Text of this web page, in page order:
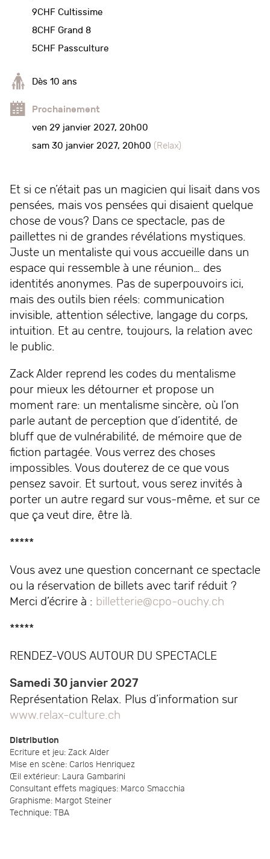
9CHF Cultissime
8CHF Grand 8
5CHF Passculture
Dès 10 ans
Prochainement
ven 29 janvier 2027, 20h00
sam 30 janvier 2027, 20h00 (Relax)
Et si ce n’était pas un magicien qui lisait dans vos
pensées, mais vos pensées qui disaient quelque
chose de vous? Dans ce spectacle, pas de
paillettes ni de grandes révélations mystiques.
Juste un mentaliste qui vous accueille dans un
espace qui ressemble à une réunion… des
identités anonymes. Pas de superpouvoirs ici,
mais des outils bien réels: communication
invisible, attention sélective, langage du corps,
intuition. Et au centre, toujours, la relation avec
le public.
Zack Alder reprend les codes du mentalisme
pour mieux les détourner et propose un
moment rare: un mentalisme sincère, où l’on
parle autant de perception que d’identité, de
bluff que de vulnérabilité, de mémoire que de
fiction partagée. Vous verrez des choses
impossibles. Vous douterez de ce que vous
pensez savoir. Et surtout, vous serez invités à
porter un autre regard sur vous-même, et sur ce
que ça veut dire, être là.
*****
Vous avez une question concernant ce spectacle
ou la réservation de billets avec tarif réduit ?
Merci d’écrire à : billetterie@cpo-ouchy.ch
*****
RENDEZ-VOUS AUTOUR DU SPECTACLE
Samedi 30 janvier 2027
Représentation Relax. Plus d’information sur
www.relax-culture.ch
Distribution
Ecriture et jeu: Zack Alder
Mise en scène: Carlos Henriquez
Œil extérieur: Laura Gambarini
Consultant effets magiques: Marco Smacchia
Graphisme: Margot Steiner
Technique: TBA